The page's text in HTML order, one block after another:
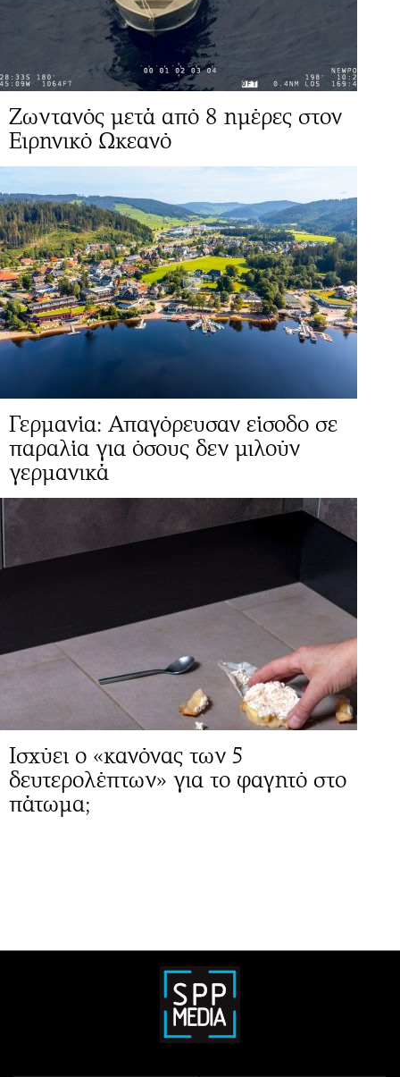
Ζωντανός μετά από 8 ημέρες στον
Ειρηνικό Ωκεανό
Γερμανία: Απαγόρευσαν είσοδο σε
παραλία για όσους δεν μιλούν
γερμανικά
Ισχύει ο «κανόνας των 5
δευτερολέπτων» για το φαγητό στο
πάτωμα;